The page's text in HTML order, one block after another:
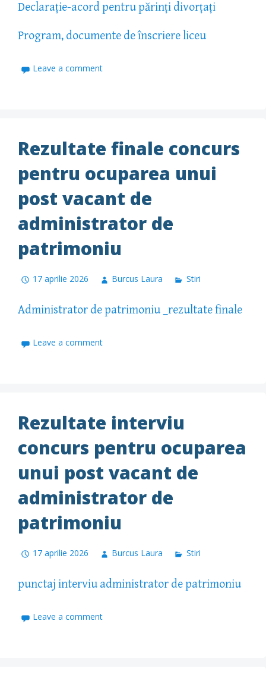
Declarație-acord pentru părinți divorțați
Program, documente de înscriere liceu
Leave a comment
Rezultate finale concurs
pentru ocuparea unui
post vacant de
administrator de
patrimoniu
17 aprilie 2026 Burcus Laura Stiri
Administrator de patrimoniu _rezultate finale
Leave a comment
Rezultate interviu
concurs pentru ocuparea
unui post vacant de
administrator de
patrimoniu
17 aprilie 2026 Burcus Laura Stiri
punctaj interviu administrator de patrimoniu
Leave a comment